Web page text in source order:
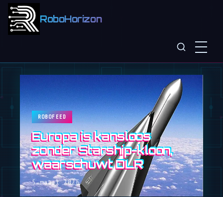
RoboHorizon
ROBOFEED
Europa is kansloos
zonder Starship-kloon,
waarschuwt DLR
5 maart 2026